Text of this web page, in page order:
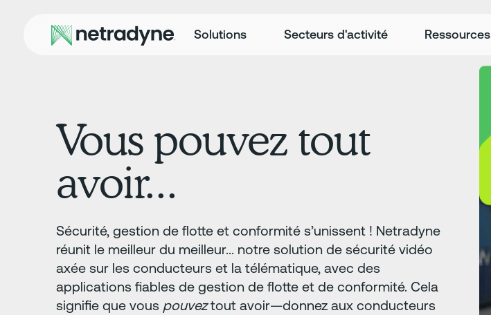
Solutions Secteurs d'activité Ressources
Vous pouvez tout
avoir...
Sécurité, gestion de flotte et conformité s’unissent ! Netradyne
réunit le meilleur du meilleur... notre solution de sécurité vidéo
axée sur les conducteurs et la télématique, avec des
applications fiables de gestion de flotte et de conformité. Cela
signifie que vous pouveztout avoir—donnez aux conducteurs